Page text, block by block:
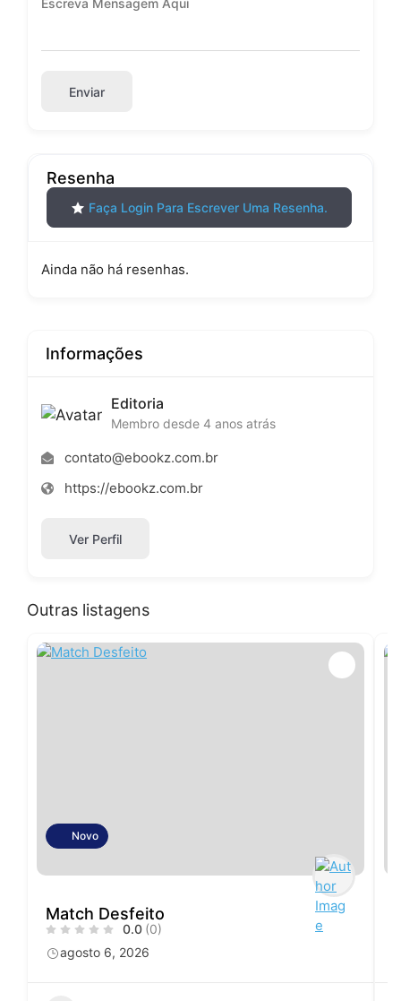
Enviar
Resenha
Faça Login Para Escrever Uma Resenha.
Ainda não há resenhas.
Informações
Editoria
Membro desde 4 anos atrás
contato@ebookz.com.br
https://ebookz.com.br
Ver Perfil
Outras listagens
Novo
Match Desfeito
0.0 (0)
agosto 6, 2026